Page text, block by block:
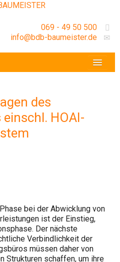
069 - 49 50 500
info@bdb-baumeister.de
des
HOAI-
bei der Abwicklung von
ist der Einstieg,
Der nächste
Verbindlichkeit der
müssen daher von
Strukturen schaffen, um ihre